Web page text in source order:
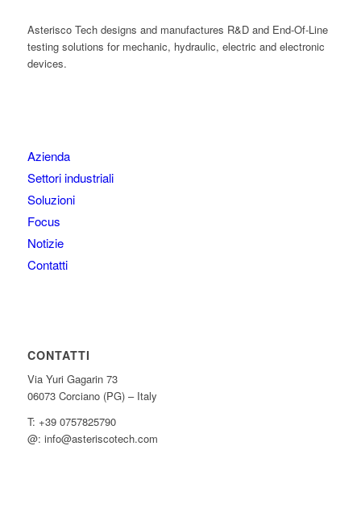
Asterisco Tech designs and manufactures R&D and End-Of-Line
testing solutions for mechanic, hydraulic, electric and electronic
devices.
Azienda
Settori industriali
Soluzioni
Focus
Notizie
Contatti
CONTATTI
Via Yuri Gagarin 73
06073 Corciano (PG) – Italy
T: +39 0757825790
@: info@asteriscotech.com